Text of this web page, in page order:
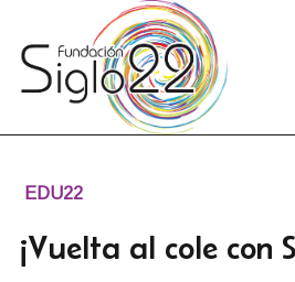
EDU22
¡Vuelta al cole con